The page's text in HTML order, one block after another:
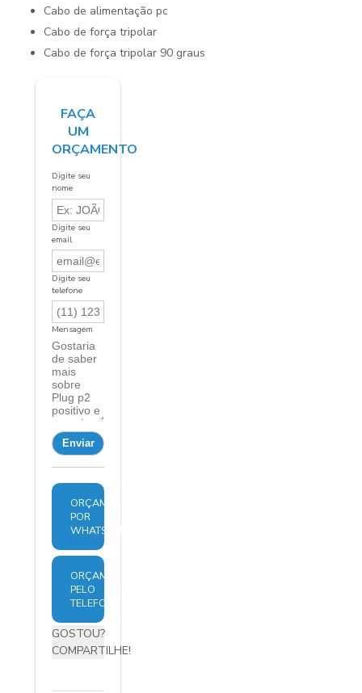
cabo de alimentação pc
cabo de força tripolar
cabo de força tripolar 90 graus
FAÇA
UM
ORÇAMENTO
Digite seu
nome
Digite seu
email
Digite seu
telefone
Mensagem
ORÇAMENTO
POR
WHATSAPP
ORÇAMENTO
PELO
TELEFONE
GOSTOU?
COMPARTILHE!